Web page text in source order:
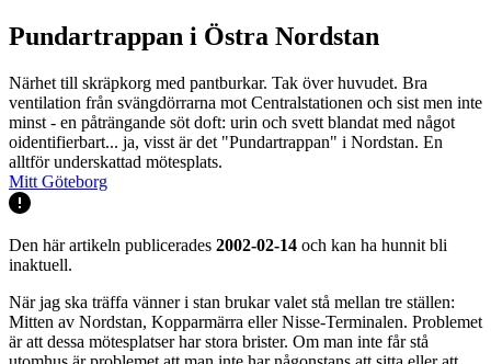
Pundartrappan i Östra Nordstan
Närhet till skräpkorg med pantburkar. Tak över huvudet. Bra
ventilation från svängdörrarna mot Centralstationen och sist men inte
minst - en påträngande söt doft: urin och svett blandat med något
oidentifierbart... ja, visst är det "Pundartrappan" i Nordstan. En
alltför underskattad mötesplats.
Mitt Göteborg
Den här artikeln publicerades 2002-02-14 och kan ha hunnit bli
inaktuell.
När jag ska träffa vänner i stan brukar valet stå mellan tre ställen:
Mitten av Nordstan, Kopparmärra eller Nisse-Terminalen. Problemet
är att dessa mötesplatser har stora brister. Om man inte får stå